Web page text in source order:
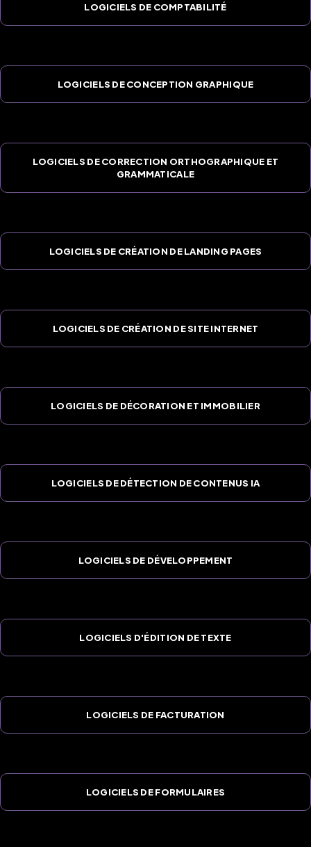
LOGICIELS DE COMPTABILITÉ
LOGICIELS DE CONCEPTION GRAPHIQUE
LOGICIELS DE CORRECTION ORTHOGRAPHIQUE ET
GRAMMATICALE
LOGICIELS DE CRÉATION DE LANDING PAGES
LOGICIELS DE CRÉATION DE SITE INTERNET
LOGICIELS DE DÉCORATION ET IMMOBILIER
LOGICIELS DE DÉTECTION DE CONTENUS IA
LOGICIELS DE DÉVELOPPEMENT
LOGICIELS D'ÉDITION DE TEXTE
LOGICIELS DE FACTURATION
LOGICIELS DE FORMULAIRES